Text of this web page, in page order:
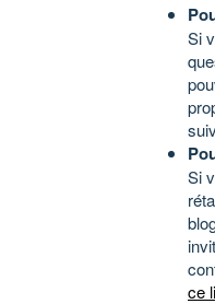
Si
Si
ce